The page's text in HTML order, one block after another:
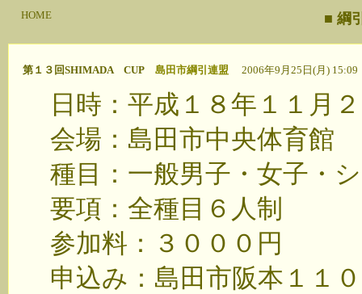
HOME ■ 綱
第１３回SHIMADA CUP 島田市綱引連盟 2006年9月25日(月) 15:09
日時：平成１８年１１月
会場：島田市中央体育館
種目：一般男子・女子・
要項：全種目６人制
参加料：３０００円
申込み：島田市阪本１１